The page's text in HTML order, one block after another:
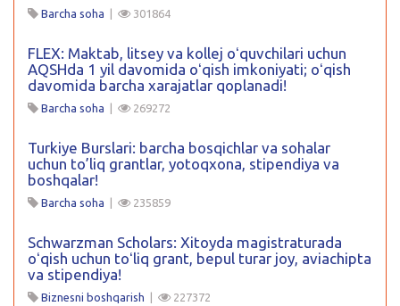
Barcha soha | 301864
FLEX: Maktab, litsey va kollej oʻquvchilari uchun
AQSHda 1 yil davomida oʻqish imkoniyati; oʻqish
davomida barcha xarajatlar qoplanadi!
Barcha soha | 269272
Turkiye Burslari: barcha bosqichlar va sohalar
uchun to’liq grantlar, yotoqxona, stipendiya va
boshqalar!
Barcha soha | 235859
Schwarzman Scholars: Xitoyda magistraturada
oʻqish uchun toʻliq grant, bepul turar joy, aviachipta
va stipendiya!
Biznesni boshqarish | 227372